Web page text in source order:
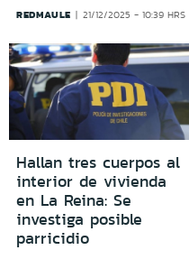
REDMAULE 21/12/2025 - 10:39 HRS
Hallan tres cuerpos al
interior de vivienda
en La Reina: Se
investiga posible
parricidio